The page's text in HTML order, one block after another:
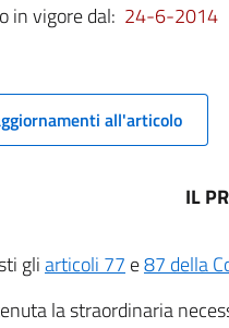
in vigore dal: 24-6-2014
all'articolo
IL
gliarticoli 77 e87 della
la straordinaria